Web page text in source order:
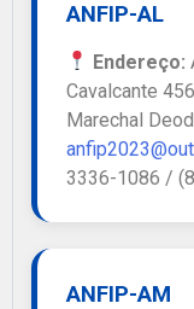
ANFIP-AL
Endereço:
Cavalcante
Marechal
3336-1086 /
ANFIP-AM